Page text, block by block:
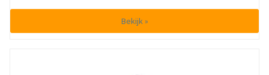
Bekijk »